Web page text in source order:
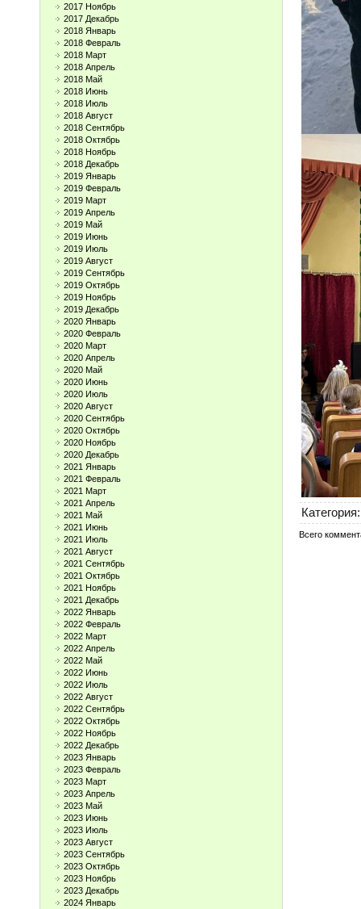
2017 Ноябрь
2017 Декабрь
2018 Январь
2018 Февраль
2018 Март
2018 Апрель
2018 Май
2018 Июнь
2018 Июль
2018 Август
2018 Сентябрь
2018 Октябрь
2018 Ноябрь
2018 Декабрь
2019 Январь
2019 Февраль
2019 Март
2019 Апрель
2019 Май
2019 Июнь
2019 Июль
2019 Август
2019 Сентябрь
2019 Октябрь
2019 Ноябрь
2019 Декабрь
2020 Январь
2020 Февраль
2020 Март
2020 Апрель
2020 Май
2020 Июнь
2020 Июль
2020 Август
2020 Сентябрь
2020 Октябрь
2020 Ноябрь
2020 Декабрь
2021 Январь
2021 Февраль
2021 Март
2021 Апрель
2021 Май
2021 Июнь
2021 Июль
2021 Август
2021 Сентябрь
2021 Октябрь
2021 Ноябрь
2021 Декабрь
2022 Январь
2022 Февраль
2022 Март
2022 Апрель
2022 Май
2022 Июнь
2022 Июль
2022 Август
2022 Сентябрь
2022 Октябрь
2022 Ноябрь
2022 Декабрь
2023 Январь
2023 Февраль
2023 Март
2023 Апрель
2023 Май
2023 Июнь
2023 Июль
2023 Август
2023 Сентябрь
2023 Октябрь
2023 Ноябрь
2023 Декабрь
2024 Январь
Категория:
Всего